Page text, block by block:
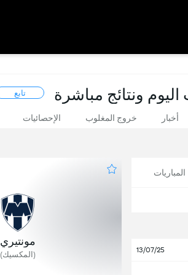
اليوم ونتائج مباشرة تابع
أخبار خروج المغلوب الإحصائيات
13/07/25
مونتيري
(المكسيك)